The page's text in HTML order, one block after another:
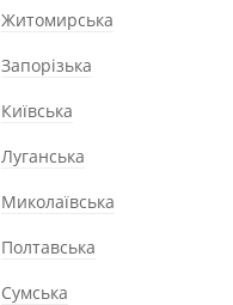
Житомирська
Запорізька
Київська
Луганська
Миколаївська
Полтавська
Сумська